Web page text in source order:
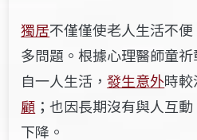
獨居不僅僅使老人生活不
多問題。根據心理醫師童
自一人生活，發生意外時
顧 ；也因長期沒有與人互
下降。